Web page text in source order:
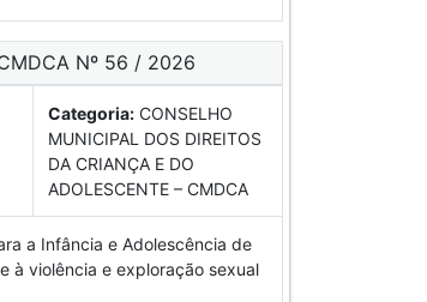
CMDCA Nº 56 / 2026
Categoria: CONSELHO
MUNICIPAL DOS DIREITOS
DA CRIANÇA E DO
ADOLESCENTE – CMDCA
a Infância e Adolescência de
à violência e exploração sexual